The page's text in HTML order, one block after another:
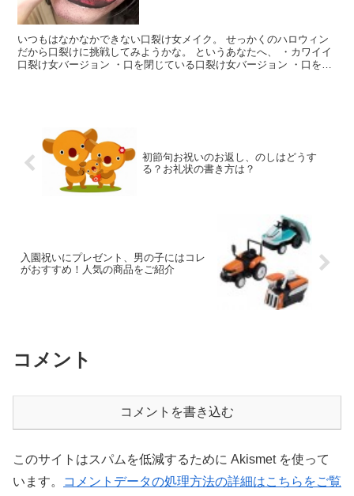
いつもはなかなかできない口裂け女メイク。 せっかくのハロウィン
だから口裂けに挑戦してみようかな。 というあなたへ、 ・カワイイ
口裂け女バージョン ・口を閉じている口裂け女バージョン ・口を大
初節句お祝いのお返し、のしはどうす
る？お礼状の書き方は？
入園祝いにプレゼント、男の子にはコレ
がおすすめ！人気の商品をご紹介
コメント
コメントを書き込む
このサイトはスパムを低減するために Akismet を使って
います。
コメントデータの処理方法の詳細はこちらをご覧